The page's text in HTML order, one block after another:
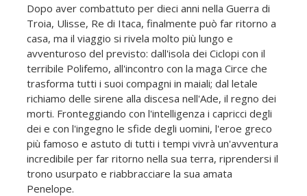
Dopo aver combattuto per dieci anni nella Guerra di
Troia, Ulisse, Re di Itaca, finalmente può far ritorno a
casa, ma il viaggio si rivela molto più lungo e
avventuroso del previsto: dall'isola dei Ciclopi con il
terribile Polifemo, all'incontro con la maga Circe che
trasforma tutti i suoi compagni in maiali; dal letale
richiamo delle sirene alla discesa nell'Ade, il regno dei
morti. Fronteggiando con l'intelligenza i capricci degli
dei e con l'ingegno le sfide degli uomini, l'eroe greco
più famoso e astuto di tutti i tempi vivrà un'avventura
incredibile per far ritorno nella sua terra, riprendersi il
trono usurpato e riabbracciare la sua amata
Penelope.